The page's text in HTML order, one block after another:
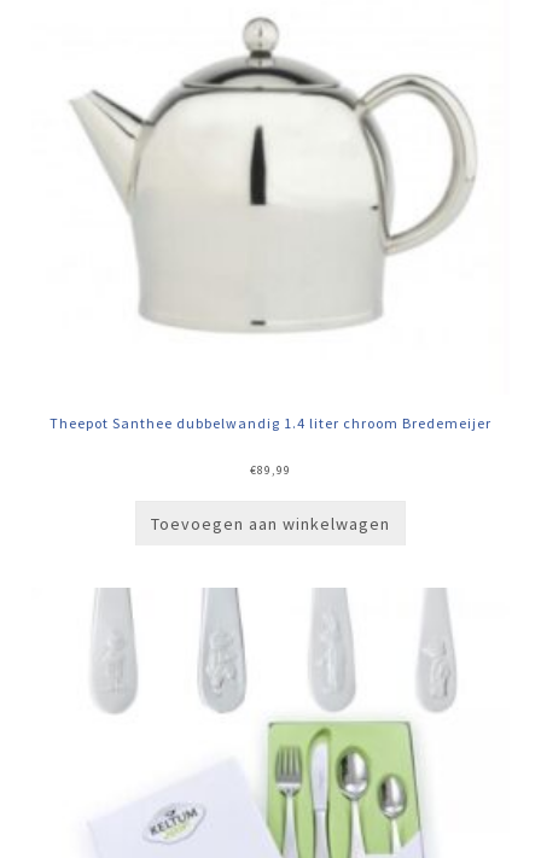
Theepot Santhee dubbelwandig 1.4 liter chroom Bredemeijer
€89,99
Toevoegen aan winkelwagen